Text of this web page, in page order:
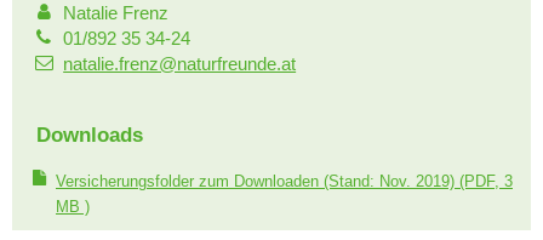
Natalie Frenz
01/892 35 34-24
natalie.frenz@naturfreunde.at
Downloads
Versicherungsfolder zum Downloaden (Stand: Nov. 2019) (PDF, 3
MB )